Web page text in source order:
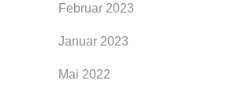
Februar 2023
Januar 2023
Mai 2022